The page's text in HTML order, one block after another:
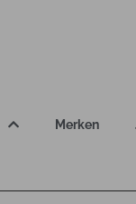
Merken